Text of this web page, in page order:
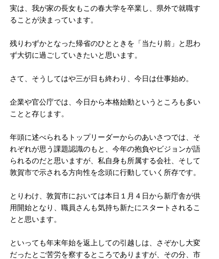
実は、我が家の長女もこの春大学を卒業し、県外で就職す
ることが決まっています。
残りわずかとなった帰省のひとときを「当たり前」と思わ
ず大切に過ごしていきたいと思います。
さて、そうしてはや三が日も終わり、今日は仕事始め。
企業や官公庁では、今日から本格始動というところも多い
ことと存じます。
年頭に述べられるトップリーダーからのあいさつでは、そ
れぞれが思う課題認識のもと、今年の抱負やビジョンが語
られるのだと思いますが、私自身も所属する会社、そして
敦賀市で示される方向性を念頭に行動していく所存です。
とりわけ、敦賀市においては本日１月４日から新庁舎が供
用開始となり、職員さんも気持ち新たにスタートされるこ
とと思います。
といっても年末年始を返上しての引越しは、さぞかし大変
だったとご苦労を察するところでありますが、その分、市